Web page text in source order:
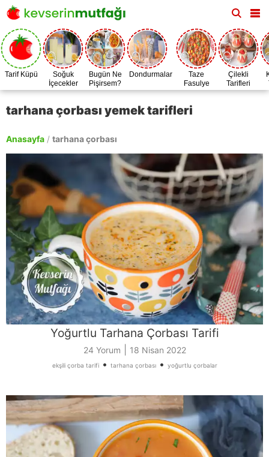
Tarif Küpü
Soğuk
İçecekler
Bugün Ne
Pişirsem?
Dondurmalar
Taze
Fasulye
Zamanı
Çilekli
Tarifleri
tarhana çorbası yemek tarifleri
Anasayfa / tarhana çorbası
Yoğurtlu Tarhana Çorbası Tarifi
24 Yorum 18 Nisan 2022
ekşili çorba tarifi• tarhana çorbası• yoğurtlu çorbalar